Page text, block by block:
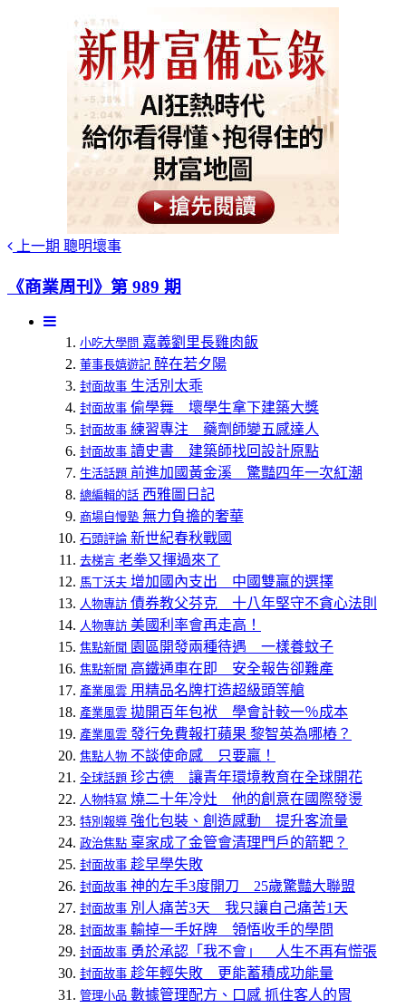
上一期 聰明壞事
《商業周刊》第 989 期
小吃大學問 嘉義劉里長雞肉飯
董事長嬉遊記 醉在若夕陽
封面故事 生活別太乖
封面故事 偷學舞 壞學生拿下建築大獎
封面故事 練習專注 藥劑師變五感達人
封面故事 讀史書 建築師找回設計原點
生活話題 前進加國黃金溪 驚豔四年一次紅潮
總編輯的話 西雅圖日記
商場自慢塾 無力負擔的奢華
石頭評論 新世紀春秋戰國
去梯言 老拳又揮過來了
馬丁沃夫 增加國內支出 中國雙贏的選擇
人物專訪 債券教父芬克 十八年堅守不貪心法則
人物專訪 美國利率會再走高！
焦點新聞 園區開發兩種待遇 一樣養蚊子
焦點新聞 高鐵通車在即 安全報告卻難產
產業風雲 用精品名牌打造超級頭等艙
產業風雲 拋開百年包袱 學會計較一％成本
產業風雲 發行免費報打蘋果 黎智英為哪樁？
焦點人物 不談使命感 只要贏！
全球話題 珍古德 讓青年環境教育在全球開花
人物特寫 燒二十年冷灶 他的創意在國際發燙
特別報導 強化包裝、創造感動 提升客流量
政治焦點 辜家成了金管會清理門戶的箭靶？
封面故事 趁早學失敗
封面故事 神的左手3度開刀 25歲驚豔大聯盟
封面故事 別人痛苦3天 我只讓自己痛苦1天
封面故事 輸掉一手好牌 領悟收手的學問
封面故事 勇於承認「我不會」 人生不再有慌張
封面故事 趁年輕失敗 更能蓄積成功能量
管理小品 數據管理配方、口感 抓住客人的胃